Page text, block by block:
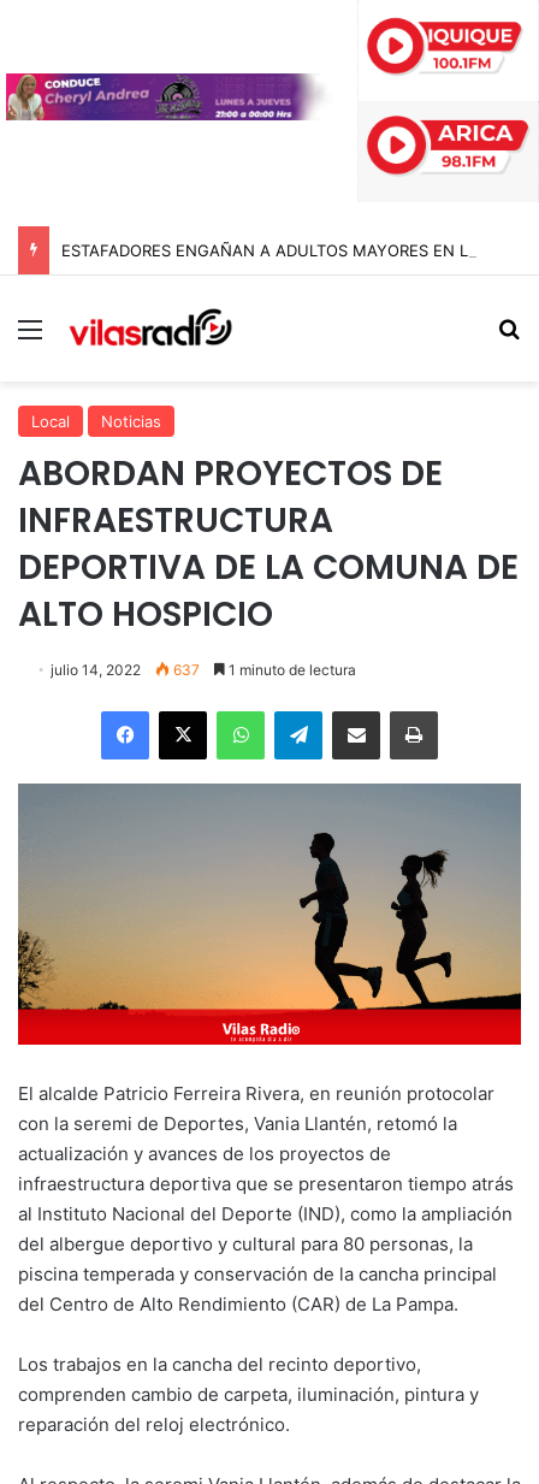
Menú
Local Noticias
ABORDAN PROYECTOS DE
INFRAESTRUCTURA
DEPORTIVA DE LA COMUNA DE
ALTO HOSPICIO
julio 14, 2022 637 1 minuto de lectura
Facebook
X WhatsAppTelegramEnviar vía email Imprimir
El alcalde Patricio Ferreira Rivera, en reunión protocolar
con la seremi de Deportes, Vania Llantén, retomó la
actualización y avances de los proyectos de
infraestructura deportiva que se presentaron tiempo atrás
al Instituto Nacional del Deporte (IND), como la ampliación
del albergue deportivo y cultural para 80 personas, la
piscina temperada y conservación de la cancha principal
del Centro de Alto Rendimiento (CAR) de La Pampa.
Los trabajos en la cancha del recinto deportivo,
comprenden cambio de carpeta, iluminación, pintura y
reparación del reloj electrónico.